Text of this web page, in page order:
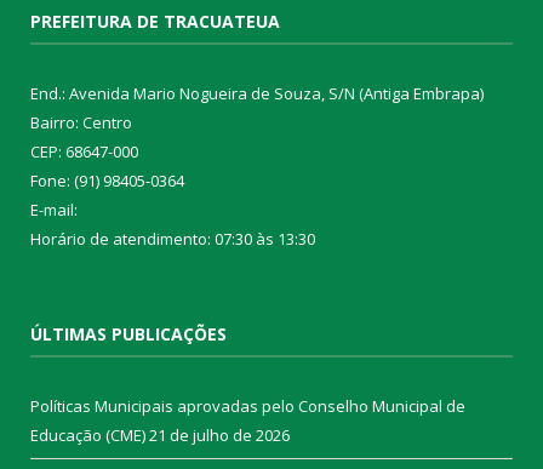
PREFEITURA DE TRACUATEUA
End.: Avenida Mario Nogueira de Souza, S/N (Antiga Embrapa)
Bairro: Centro
CEP: 68647-000
Fone: (91) 98405-0364
E-mail:
Horário de atendimento: 07:30 às 13:30
ÚLTIMAS PUBLICAÇÕES
Políticas Municipais aprovadas pelo Conselho Municipal de
Educação (CME)21 de julho de 2026